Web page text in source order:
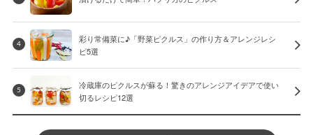
4
彩り常備菜に♪「野菜ピクルス」の作り方＆アレンジレシ
ピ5選
5
冷蔵庫のピクルスが蘇る！驚きのアレンジアイデアで使い
切るレシピ12選